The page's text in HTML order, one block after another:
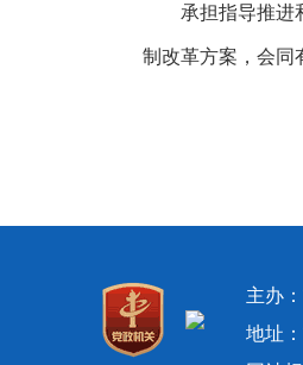
承担指导推进和
制改革方案，会同
主办
地址